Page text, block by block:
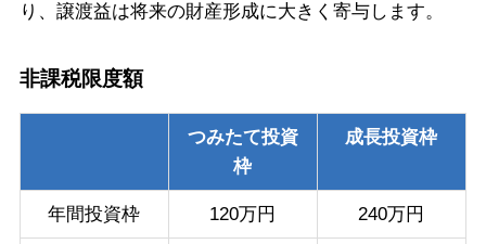
り、譲渡益は将来の財産形成に大きく寄与します。
非課税限度額
つみたて投資
枠
成長投資枠
年間投資枠 120万円 240万円